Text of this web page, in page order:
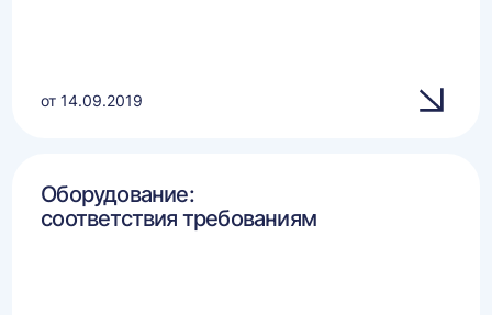
от 14.09.2019
Оборудование:
соответствия требованиям